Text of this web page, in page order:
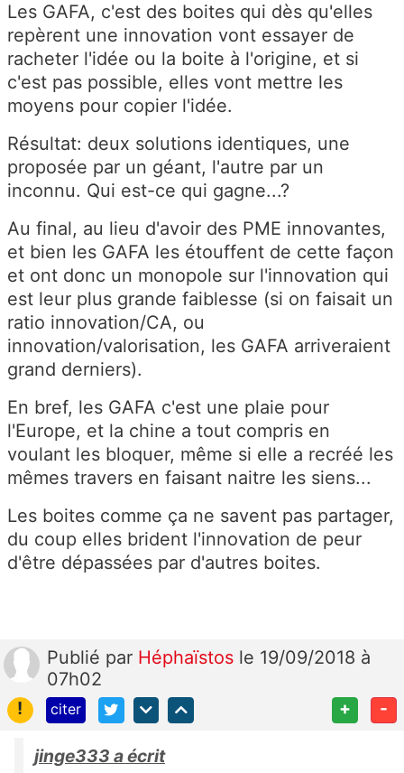
Les GAFA, c'est des boites qui dès qu'elles
repèrent une innovation vont essayer de
racheter l'idée ou la boite à l'origine, et si
c'est pas possible, elles vont mettre les
moyens pour copier l'idée.
Résultat: deux solutions identiques, une
proposée par un géant, l'autre par un
inconnu. Qui est-ce qui gagne...?
Au final, au lieu d'avoir des PME innovantes,
et bien les GAFA les étouffent de cette façon
et ont donc un monopole sur l'innovation qui
est leur plus grande faiblesse (si on faisait un
ratio innovation/CA, ou
innovation/valorisation, les GAFA arriveraient
grand derniers).
En bref, les GAFA c'est une plaie pour
l'Europe, et la chine a tout compris en
voulant les bloquer, même si elle a recréé les
mêmes travers en faisant naitre les siens...
Les boites comme ça ne savent pas partager,
du coup elles brident l'innovation de peur
d'être dépassées par d'autres boites.
Publié par Héphaïstos le 19/09/2018 à
07h02
!
citer + -
jinge333 a écrit